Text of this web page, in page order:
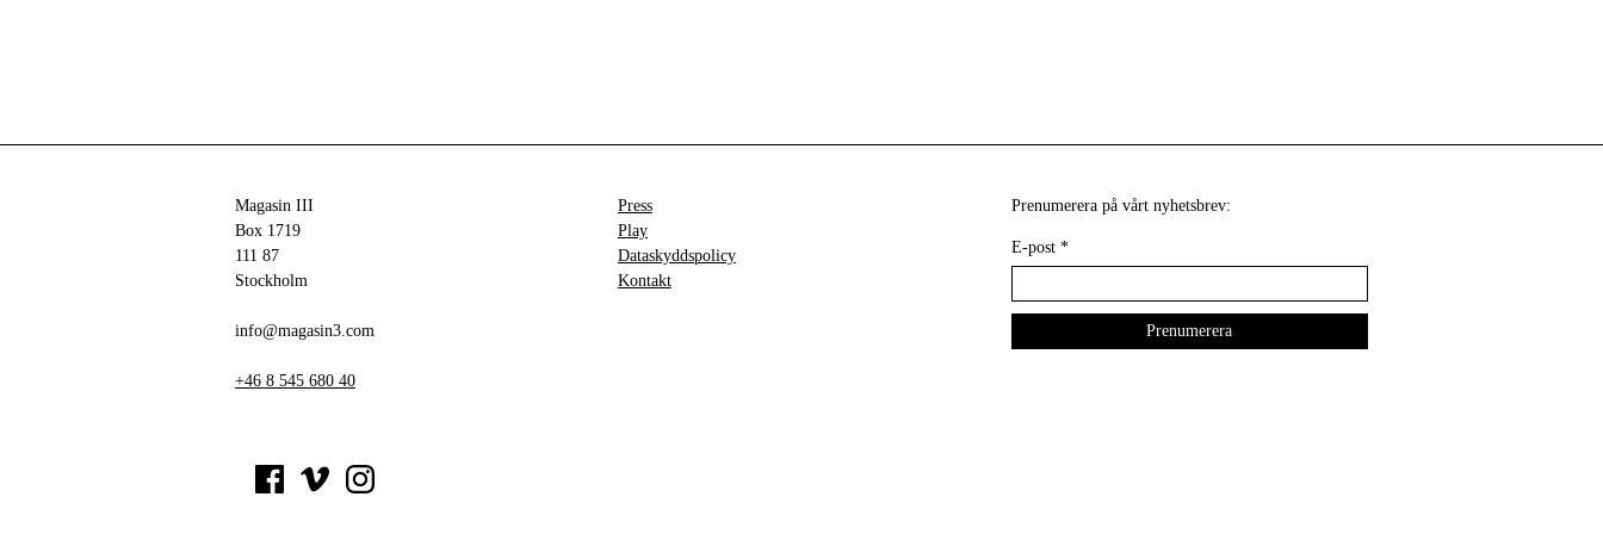
Magasin III
Box 1719
111 87
Stockholm
info@magasin3.com
+46 8 545 680 40
Press
Play
Dataskyddspolicy
Kontakt
Prenumerera på vårt nyhetsbrev:
E-post *